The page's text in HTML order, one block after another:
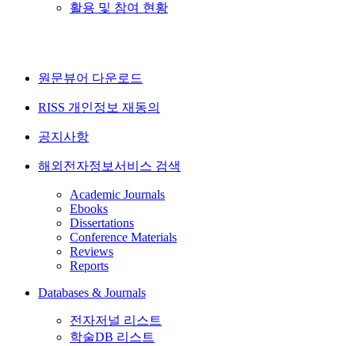
활용 및 참여 현황
원문뷰어 다운로드
RISS 개인정보 재동의
공지사항
해외전자정보서비스 검색
Academic Journals
Ebooks
Dissertations
Conference Materials
Reviews
Reports
Databases & Journals
전자저널 리스트
학술DB 리스트